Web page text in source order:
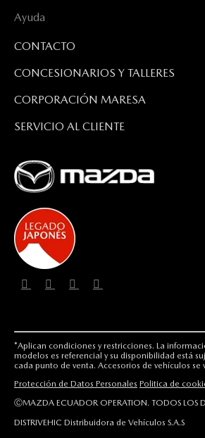
Ayuda
CONTACTO
CONCESIONARIOS Y TALLERES
CORPORACIÓN MARESA
SERVICIO AL CLIENTE
*Aplican condiciones y restricciones. La
modelos es referencial y su disponibilidad está
cada punto de venta. Accesorios de vehículos se
Protección de Datos Personales Politica de
ⒸMAZDA ECUADOR OPERATION. TODOS LOS
DISTRIVEHIC Distribuidora de Vehículos S.A.S